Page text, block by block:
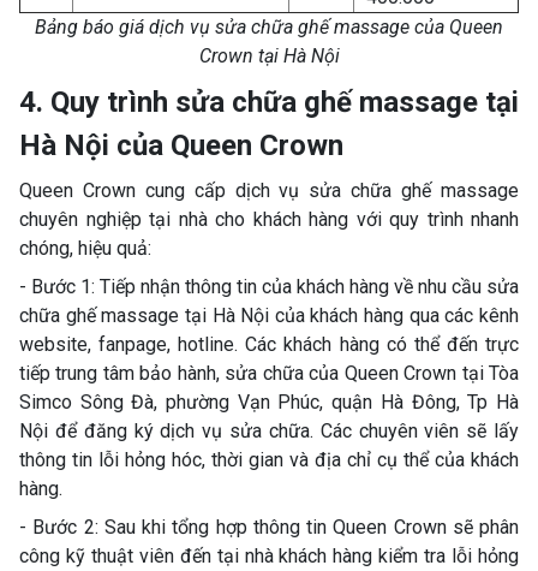
Bảng báo giá dịch vụ sửa chữa ghế massage của Queen
Crown tại Hà Nội
4. Quy trình sửa chữa ghế massage tại
Hà Nội của Queen Crown
Queen Crown cung cấp dịch vụ sửa chữa ghế massage
chuyên nghiệp tại nhà cho khách hàng với quy trình nhanh
chóng, hiệu quả:
- Bước 1: Tiếp nhận thông tin của khách hàng về nhu cầu sửa
chữa ghế massage tại Hà Nội của khách hàng qua các kênh
website, fanpage, hotline. Các khách hàng có thể đến trực
tiếp trung tâm bảo hành, sửa chữa của Queen Crown tại Tòa
Simco Sông Đà, phường Vạn Phúc, quận Hà Đông, Tp Hà
Nội để đăng ký dịch vụ sửa chữa. Các chuyên viên sẽ lấy
thông tin lỗi hỏng hóc, thời gian và địa chỉ cụ thể của khách
hàng.
- Bước 2: Sau khi tổng hợp thông tin Queen Crown sẽ phân
công kỹ thuật viên đến tại nhà khách hàng kiểm tra lỗi hỏng